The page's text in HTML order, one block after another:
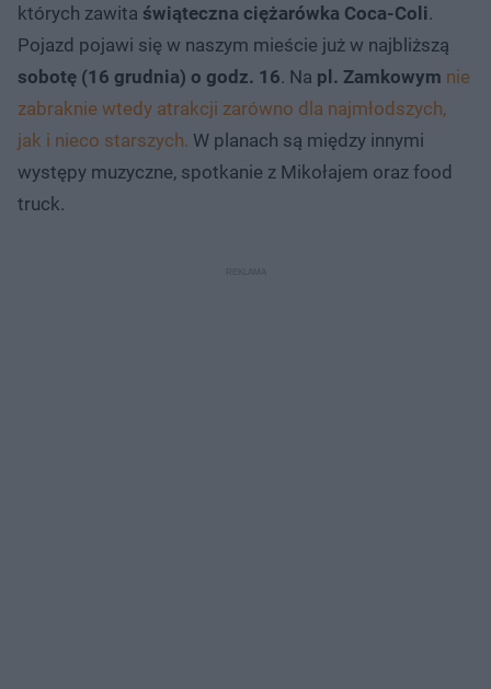
których zawita świąteczna ciężarówka Coca-Coli.
Pojazd pojawi się w naszym mieście już w najbliższą
sobotę (16 grudnia) o godz. 16. Na pl. Zamkowym nie
zabraknie wtedy atrakcji zarówno dla najmłodszych,
jak i nieco starszych. W planach są między innymi
występy muzyczne, spotkanie z Mikołajem oraz food
truck.